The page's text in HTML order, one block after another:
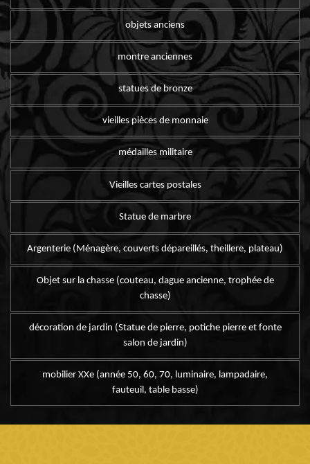
objets anciens
montre anciennes
statues de bronze
vieilles pièces de monnaie
médailles militaire
Vieilles cartes postales
Statue de marbre
Argenterie (Ménagère, couverts dépareillés, theillere, plateau)
Objet sur la chasse (couteau, dague ancienne, trophée de
chasse)
décoration de jardin (Statue de pierre, potiche pierre et fonte
salon de jardin)
mobilier XXe (année 50, 60, 70, luminaire, lampadaire,
fauteuil, table basse)